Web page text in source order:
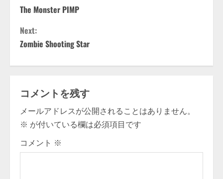
o
n
t
n
u
e
The Monster PIMP
Next:
Zombie Shooting Star
コメントを残す
メールアドレスが公開されることはありません。
※ が付いている欄は必須項目です
コメント ※